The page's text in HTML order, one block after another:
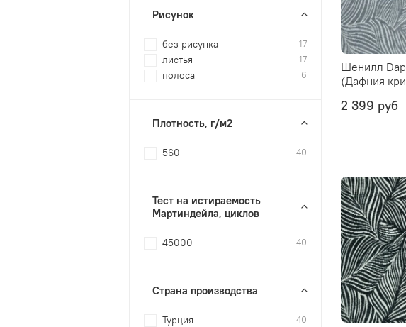
Шенилл
(Дафния
2 399 руб
Рисунок
без рисунка 17
листья 17
полоса 6
Плотность, г/м2
560 40
Тест на истираемость
Мартиндейла, циклов
45000 40
Страна производства
Турция 40